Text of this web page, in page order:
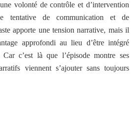
volonté de contrôle et d’intervention
tentative de communication et de
apporte une tension narrative, mais il
approfondi au lieu d’être intégré
Car c’est là que l’épisode montre ses
viennent s’ajouter sans toujours